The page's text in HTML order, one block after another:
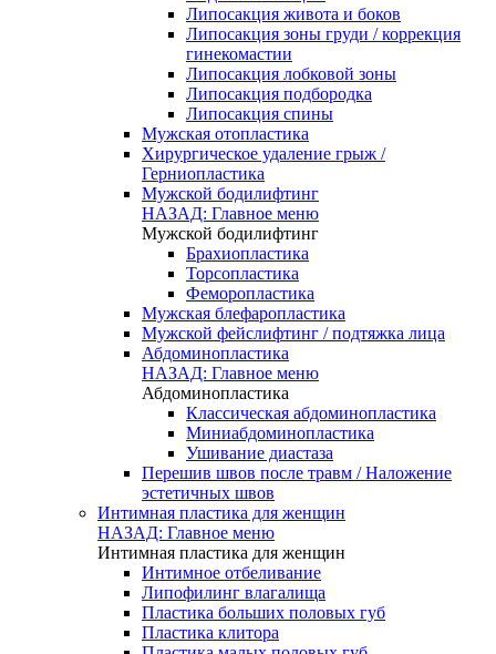
Липосакция живота и боков
Липосакция зоны груди / коррекция
гинекомастии
Липосакция лобковой зоны
Липосакция подбородка
Липосакция спины
Мужская отопластика
Хирургическое удаление грыж /
Герниопластика
Мужской бодилифтинг
НАЗАД: Главное меню
Мужской бодилифтинг
Брахиопластика
Торсопластика
Феморопластика
Мужская блефаропластика
Мужской фейслифтинг / подтяжка лица
Абдоминопластика
НАЗАД: Главное меню
Абдоминопластика
Классическая абдоминопластика
Миниабдоминопластика
Ушивание диастаза
Перешив швов после травм / Наложение
эстетичных швов
Интимная пластика для женщин
НАЗАД: Главное меню
Интимная пластика для женщин
Интимное отбеливание
Липофилинг влагалища
Пластика больших половых губ
Пластика клитора